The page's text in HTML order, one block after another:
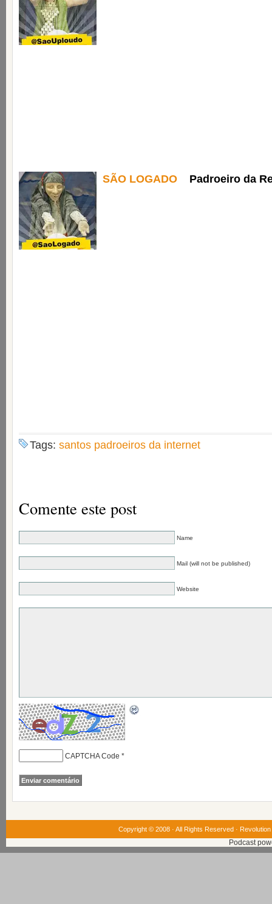
SÃO LOGADO Padroeiro da
Tags: santos padroeiros da internet
Comente este post
Name
Mail (will not be published)
Website
CAPTCHA Code *
Copyright © 2008 · All Rights Reserved ·
Podcast